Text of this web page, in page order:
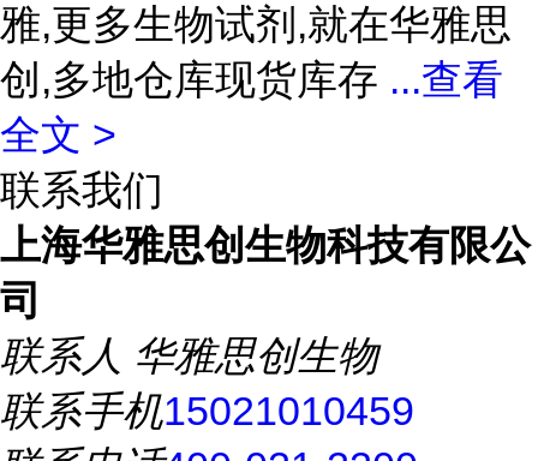
雅,更多生物试剂,就在华雅思
创,多地仓库现货库存 ...查看
全文 >
联系我们
上海华雅思创生物科技有限公
司
联系人 华雅思创生物
联系手机15021010459